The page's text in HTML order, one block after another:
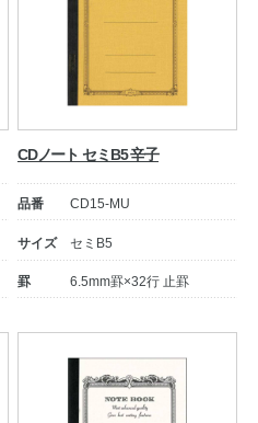
CDノート セミB5 辛子
品番 CD15-MU
サイズ セミB5
罫 6.5mm罫×32行 止罫